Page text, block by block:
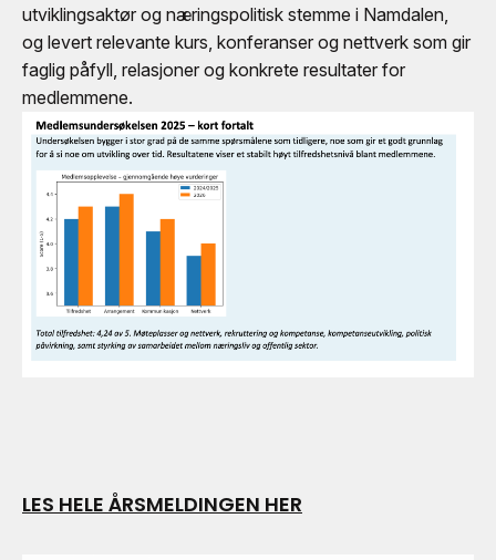
utviklingsaktør og næringspolitisk stemme i Namdalen,
og levert relevante kurs, konferanser og nettverk som gir
faglig påfyll, relasjoner og konkrete resultater for
medlemmene.
LES HELE ÅRSMELDINGEN HER